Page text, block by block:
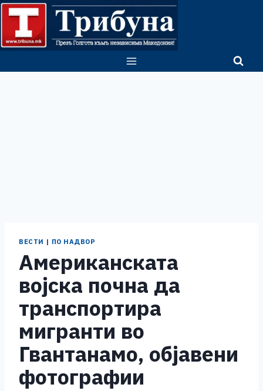
Skip
content
ВЕСТИ | ПО НАДВОР
Американската
војска почна да
транспортира
мигранти во
Гвантанамо, објавени
фотографии